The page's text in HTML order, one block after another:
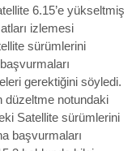
6.15’e yükseltmiş
izlemesi
sürümlerini
başvurmaları
gerektiğini söyledi.
düzeltme notundaki
Satellite sürümlerini
başvurmaları